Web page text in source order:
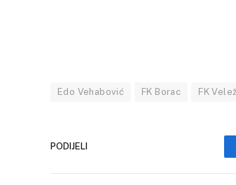
Edo Vehabović FK Borac FK Velež
PODIJELI